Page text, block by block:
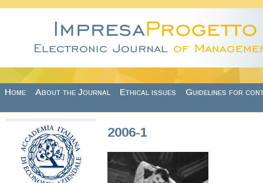
Home About the Journal Ethical issues Guidelines for
2006-1